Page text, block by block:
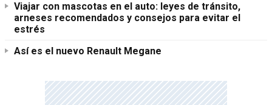
Viajar con mascotas en el auto: leyes de tránsito,
arneses recomendados y consejos para evitar el
estrés
Así es el nuevo Renault Megane